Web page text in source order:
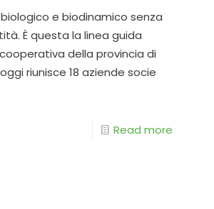
e biodinamico senza
È questa la linea guida
della provincia di
riunisce 18 aziende socie
Read more